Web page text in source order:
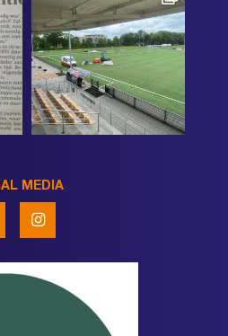
MEDIA